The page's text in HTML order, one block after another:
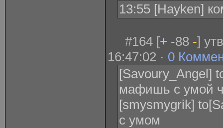
13:55 [Hayken]
#164 [+ -88 -]
16:47:02 · 0
[Savoury_Angel]
мафишь с умой
[smysmygrik]
с умом